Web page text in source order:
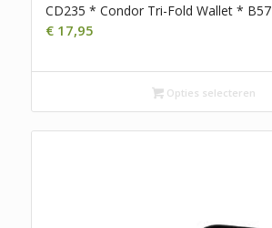
CD235 * Condor Tri-Fold Wallet * B57
€17,95
Opties selecteren